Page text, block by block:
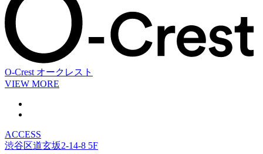
O-Crest オークレスト
VIEW MORE
ACCESS
渋谷区道玄坂2-14-8 5F